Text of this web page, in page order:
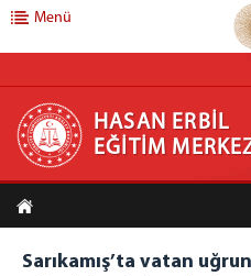
HASAN ERBİL EĞİTİM
ANA SAYFA
EĞİTİM MERKEZİMİZ
Eğitim Merkezimizin Tanıtımı
Menü
HASAN ERBİL
EĞİTİM
Sarıkamış’ta vatan